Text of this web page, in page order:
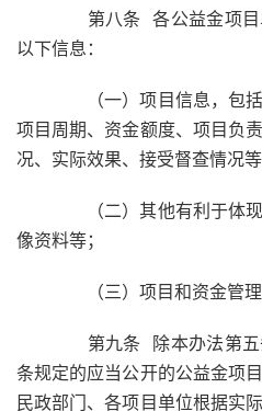
第八条 各公益金项目
以下信息：
（一）项目信息，包括
项目周期、资金额度、项目负
况、实际效果、接受督查情况等
（二）其他有利于体现
像资料等；
（三）项目和资金管理
第九条 除本办法第五
条规定的应当公开的公益金项
民政部门、各项目单位根据实